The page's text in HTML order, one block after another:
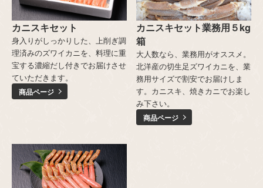
カニスキセット
身入りがしっかりした、上削ぎ調
理済みのズワイカニを、料理に重
宝する濃縮だし付きでお届けさせ
ていただきます。
商品ページ
カニスキセット業務用５kg
箱
大人数なら、業務用がオススメ。
北洋産の切生足ズワイカニを、業
務用サイズで割安でお届けしま
す。カニスキ、焼きカニでお楽し
み下さい。
商品ページ